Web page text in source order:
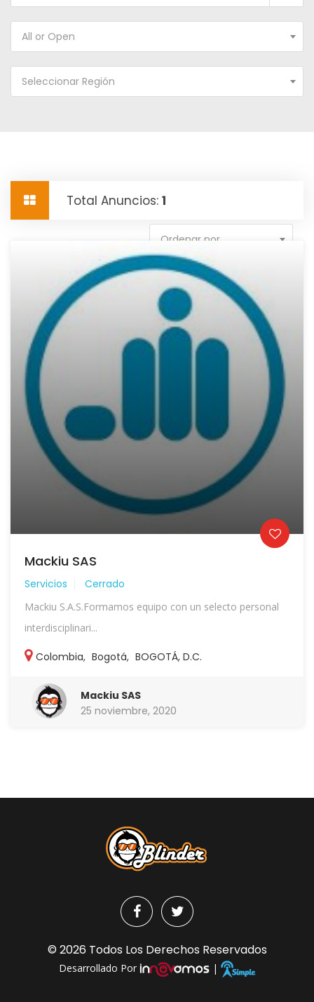
All or Open
Seleccionar Región
Total Anuncios: 1
Ordenar por
Mackiu SAS
Servicios Cerrado
Mackiu S.A.S.Formamos equipo con un selecto personal
interdisciplinari...
Colombia, Bogotá, BOGOTÁ, D.C.
Mackiu SAS
25 noviembre, 2020
© 2026 Todos Los Derechos Reservados
Desarrollado Por |